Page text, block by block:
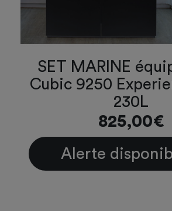
SET MARINE
Cubic 9250
230L
825,00€
Alerte